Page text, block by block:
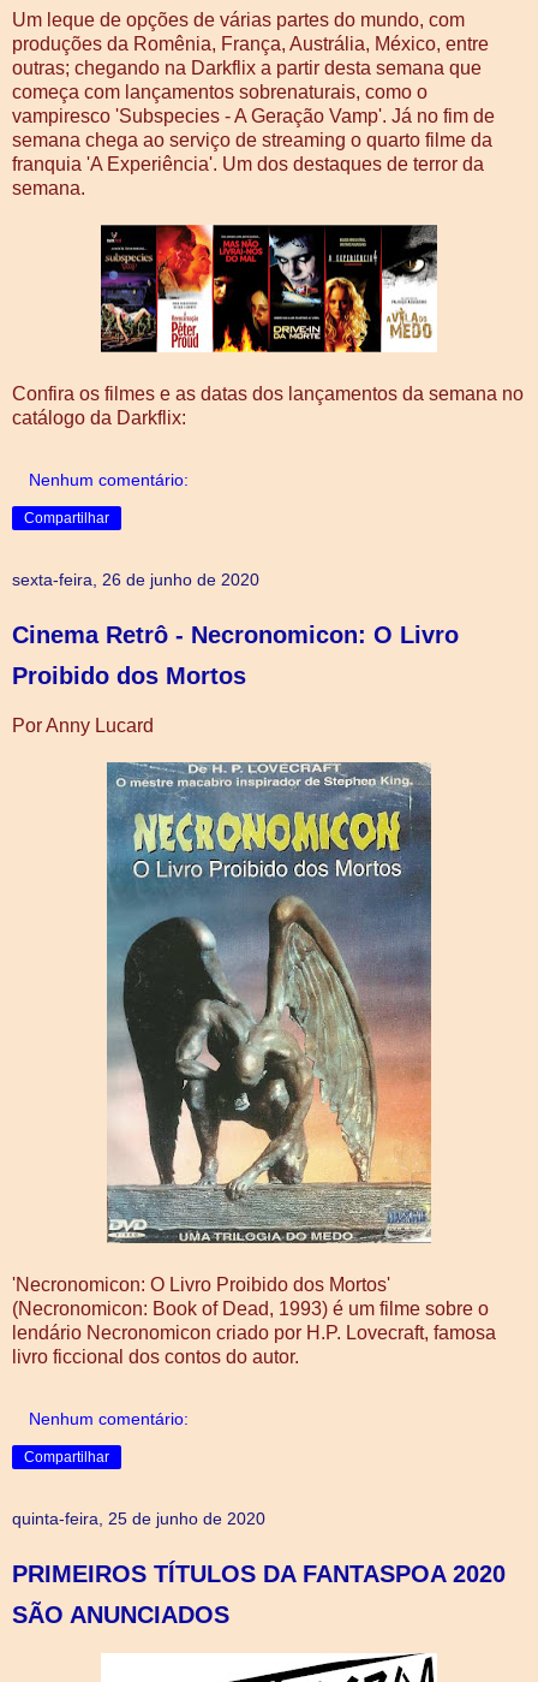
Um leque de opções de várias partes do mundo, com
produções da Romênia, França, Austrália, México, entre
outras; chegando na Darkflix a partir desta semana que
começa com lançamentos sobrenaturais, como o
vampiresco 'Subspecies - A Geração Vamp'. Já no fim de
semana chega ao serviço de streaming o quarto filme da
franquia 'A Experiência'. Um dos destaques de terror da
semana.
Confira os filmes e as datas dos lançamentos da semana no
catálogo da Darkflix:
Nenhum comentário:
Compartilhar
sexta-feira, 26 de junho de 2020
Cinema Retrô - Necronomicon: O Livro
Proibido dos Mortos
Por Anny Lucard
'Necronomicon: O Livro Proibido dos Mortos'
(Necronomicon: Book of Dead, 1993) é um filme sobre o
lendário Necronomicon criado por H.P. Lovecraft, famosa
livro ficcional dos contos do autor.
Nenhum comentário:
Compartilhar
quinta-feira, 25 de junho de 2020
PRIMEIROS TÍTULOS DA FANTASPOA 2020
SÃO ANUNCIADOS